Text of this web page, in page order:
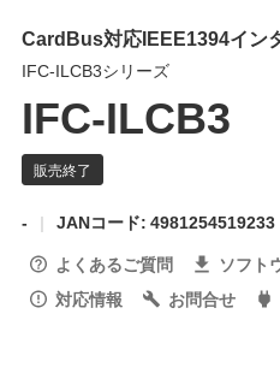
CardBus対応IEEE1394イン
IFC-ILCB3シリーズ
IFC-ILCB3
-
JANコード: 4981254519233
よくあるご質問
ソフト
対応情報
お問合せ